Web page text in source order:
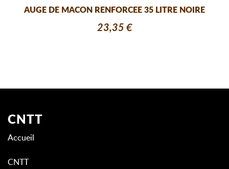
AUGE DE MACON RENFORCEE 35 LITRE NOIRE
23,35 €
CNTT
Accueil
CNTT